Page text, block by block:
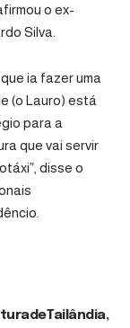
o ex-
Silva.
ia fazer uma
(o Lauro) está
para a
que vai servir
disse o
,